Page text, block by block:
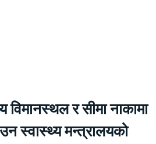
विमानस्थल र सीमा नाकामा
स्वास्थ्य मन्त्रालयको